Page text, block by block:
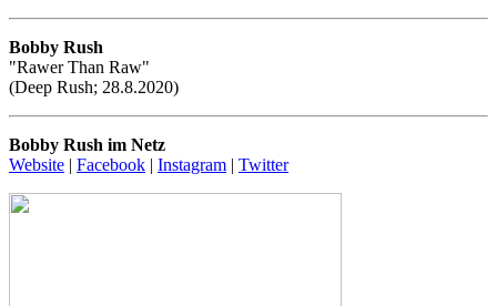
Bobby Rush
"Rawer Than Raw"
(Deep Rush; 28.8.2020)
Bobby Rush im Netz
Website | Facebook | Instagram | Twitter